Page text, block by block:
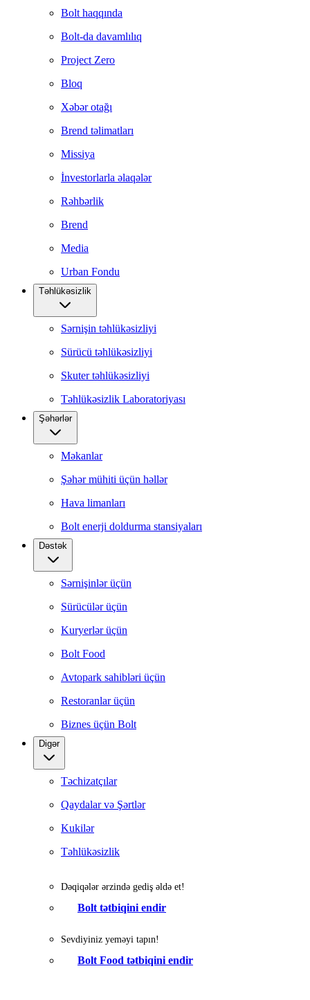
Bolt haqqında
Bolt-da davamlılıq
Project Zero
Bloq
Xəbər otağı
Brend təlimatları
Missiya
İnvestorlarla əlaqələr
Rəhbərlik
Brend
Media
Urban Fondu
Təhlükəsizlik
Sərnişin təhlükəsizliyi
Sürücü təhlükəsizliyi
Skuter təhlükəsizliyi
Təhlükəsizlik Laboratoriyası
Şəhərlər
Məkanlar
Şəhər mühiti üçün həllər
Hava limanları
Bolt enerji doldurma stansiyaları
Dəstək
Sərnişinlər üçün
Sürücülər üçün
Kuryerlər üçün
Bolt Food
Avtopark sahibləri üçün
Restoranlar üçün
Biznes üçün Bolt
Digər
Təchizatçılar
Qaydalar və Şərtlər
Kukilər
Təhlükəsizlik
Dəqiqələr ərzində gediş əldə et!
Bolt tətbiqini endir
Sevdiyiniz yeməyi tapın!
Bolt Food tətbiqini endir